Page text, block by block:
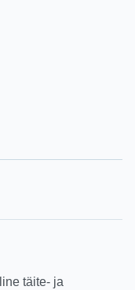
täite- ja